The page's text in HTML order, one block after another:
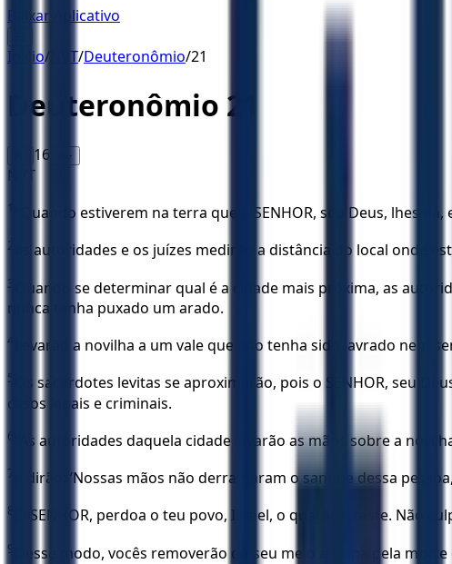
Baixar Aplicativo
Início/ NVT/Deuteronômio/21
Deuteronômio 21
16 A+
NVT
1 “Quando estiverem na terra que o SENHOR, seu Deus, lhes
2 as autoridades e os juízes medirão a distância do local onde
3
Quando se determinar qual é a cidade mais próxima, as
nunca tenha puxado um arado.
4 Levarão a novilha a um vale que não tenha sido lavrado nem
5
Os sacerdotes levitas se aproximarão, pois o SENHOR, seu
casos legais e criminais.
6 “As autoridades daquela cidade lavarão as mãos sobre a
7 e dirão: ‘Nossas mãos não derramaram o sangue dessa
8 Ó SENHOR, perdoa o teu povo, Israel, o qual libertaste. Não
9 Desse modo, vocês removerão do seu meio a culpa pela